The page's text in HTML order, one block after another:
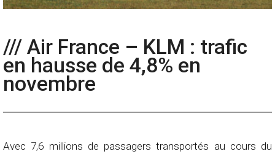
/// Air France – KLM : trafic
en hausse de 4,8% en
novembre
Avec 7,6 millions de passagers transportés au cours du